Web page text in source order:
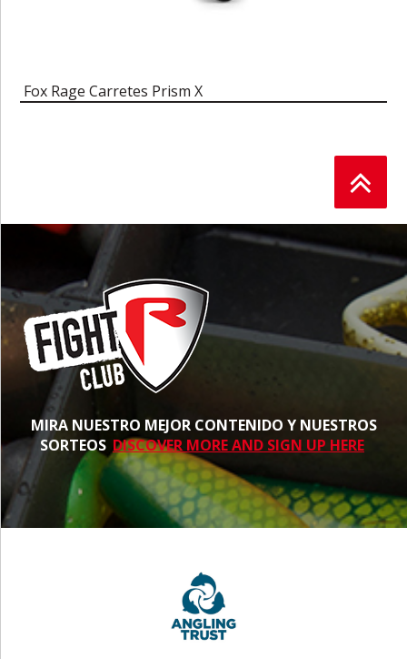
Fox Rage Carretes Prism X
MIRA NUESTRO MEJOR CONTENIDO Y NUESTROS
SORTEOS DISCOVER MORE AND SIGN UP HERE